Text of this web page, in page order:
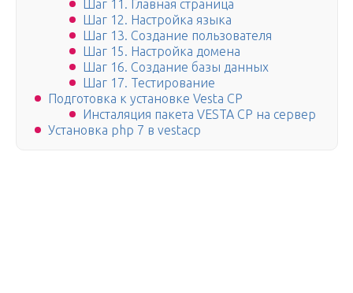
Шаг 11. Главная страница
Шаг 12. Настройка языка
Шаг 13. Создание пользователя
Шаг 15. Настройка домена
Шаг 16. Создание базы данных
Шаг 17. Тестирование
Подготовка к установке Vesta CP
Инсталяция пакета VESTA CP на сервер
Установка php 7 в vestacp